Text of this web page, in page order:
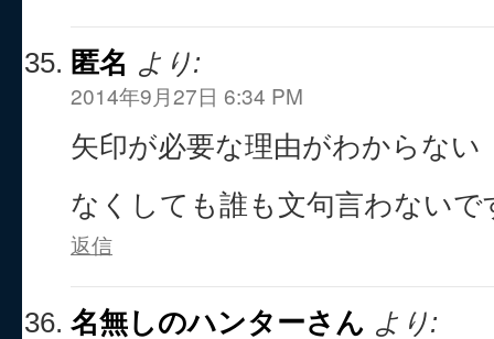
匿名 より:
2014年9月27日 6:34 PM
矢印が必要な理由がわからない
なくしても誰も文句言わないで
返信
名無しのハンターさん より: